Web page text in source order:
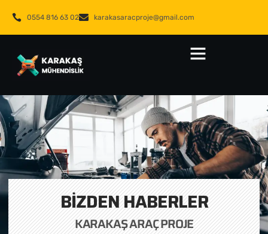
0554 816 63 02 karakasaracproje@gmail.com
BIZDEN HABERLER
KARAKAŞ ARAÇ PROJE